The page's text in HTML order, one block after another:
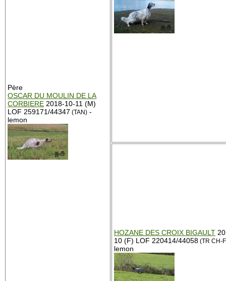
Père
OSCAR DU MOULIN DE LA
CORBIERE 2018-10-11 (M)
LOF 259171/44347 (TAN) -
lemon
HOZANE DES CROIX BIGAULT
10 (F) LOF 220414/44058 (TR CH-
lemon